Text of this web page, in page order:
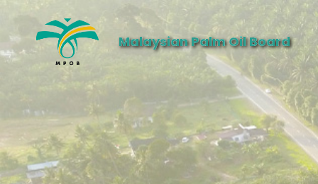
Malaysian Palm Oil Board